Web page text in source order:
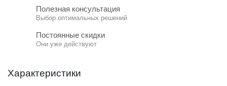
Полезная консультация
Выбор оптимальных решений
Постоянные скидки
Они уже действуют
Характеристики